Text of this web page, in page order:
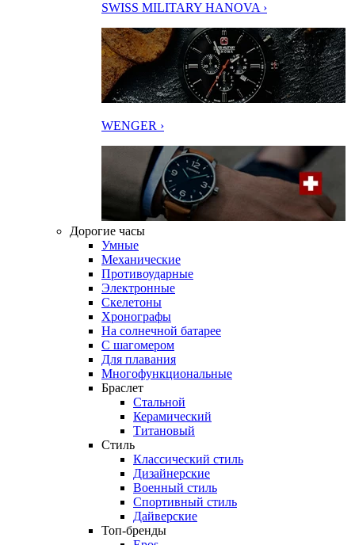
SWISS MILITARY HANOVA ›
WENGER ›
Дорогие часы
Умные
Механические
Противоударные
Электронные
Скелетоны
Хронографы
На солнечной батарее
С шагомером
Для плавания
Многофункциональные
Браслет
Стальной
Керамический
Титановый
Стиль
Классический стиль
Дизайнерские
Военный стиль
Спортивный стиль
Дайверские
Топ-бренды